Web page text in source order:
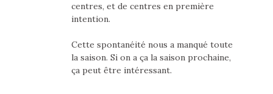
centres, et de centres en première
intention.
Cette spontanéité nous a manqué toute
la saison. Si on a ça la saison prochaine,
ça peut être intéressant.